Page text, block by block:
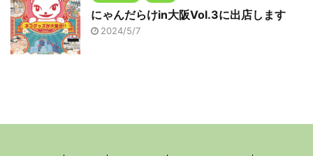
にゃんだらけin大阪Vol.3に出店します
2024/5/7